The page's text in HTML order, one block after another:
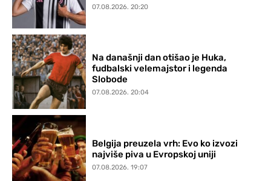
07.08.2026. 20:20
Na današnji dan otišao je Huka,
fudbalski velemajstor i legenda
Slobode
07.08.2026. 20:04
Belgija preuzela vrh: Evo ko izvozi
najviše piva u Evropskoj uniji
07.08.2026. 19:07